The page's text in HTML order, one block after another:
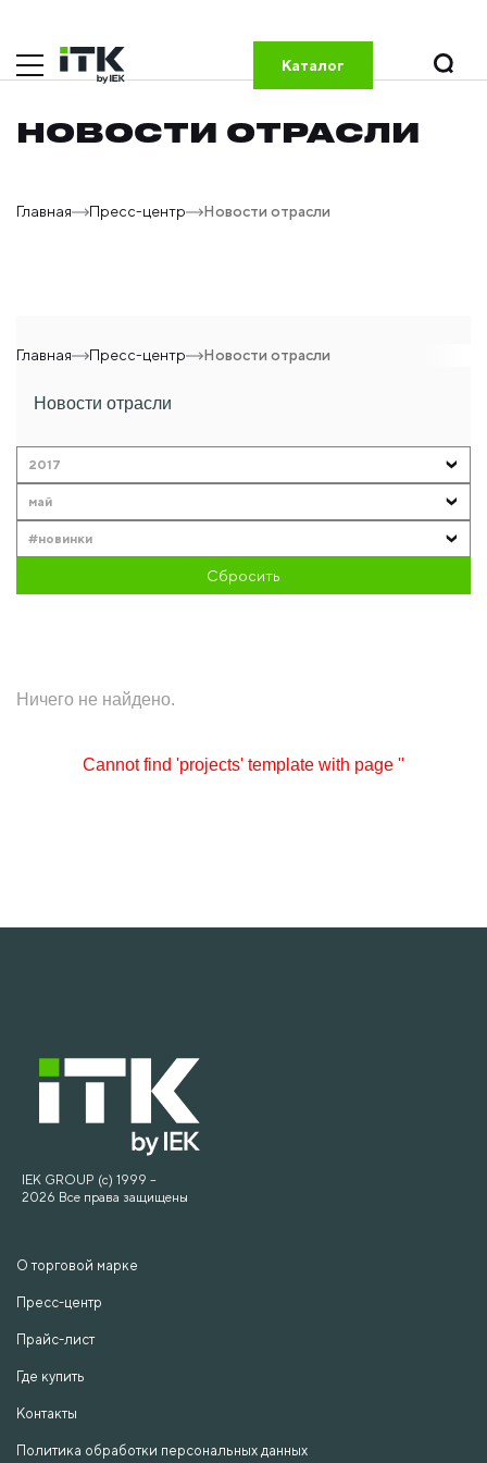
Каталог
НОВОСТИ ОТРАСЛИ
Главная Пресс-центр Новости отрасли
Главная Пресс-центр Новости отрасли
Новости отрасли
2017
май
#новинки
Сбросить
Ничего не найдено.
Cannot find 'projects' template with page ''
IEK GROUP (c) 1999 –
2026 Все права защищены
О торговой марке
Пресс-центр
Прайс-лист
Где купить
Контакты
Политика обработки персональных данных